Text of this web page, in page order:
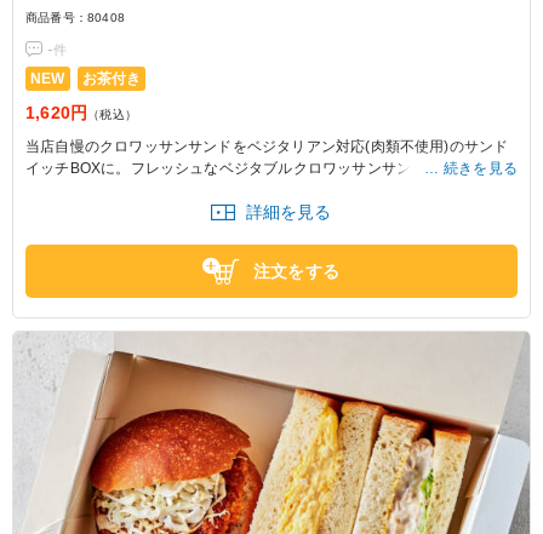
商品番号： 80408
-件
NEW お茶付き
1,620円 （税込）
当店自慢のクロワッサンサンドをベジタリアン対応(肉類不使用)のサンド
イッチBOXに。フレッシュなベジタブルクロワッサンサンドにパスタやフ
続きを見る
詳細を見る
注文をする